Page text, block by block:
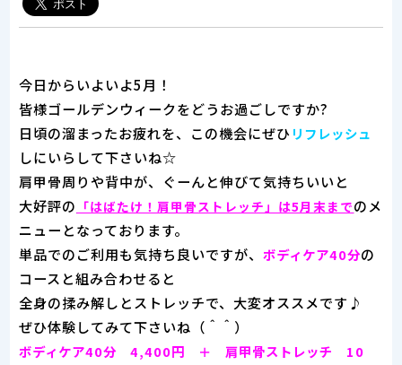
今日からいよいよ5月！
皆様ゴールデンウィークをどうお過ごしですか?
日頃の溜まったお疲れを、この機会にぜひリフレッシュ
しにいらして下さいね☆
肩甲骨周りや背中が、ぐーんと伸びて気持ちいいと
大好評の 「はばたけ！肩甲骨ストレッチ」は5月末までのメ
ニューとなっております。
単品でのご利用も気持ち良いですが、ボディケア40分の
コースと組み合わせると
全身の揉み解しとストレッチで、大変オススメです♪
ぜひ体験してみて下さいね（＾＾）
ボディケア40分 4,400円 ＋ 肩甲骨ストレッチ 10